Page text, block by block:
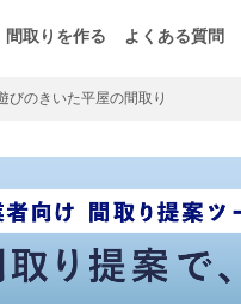
間取りを作る よくある質問
びのきいた平屋の間取り